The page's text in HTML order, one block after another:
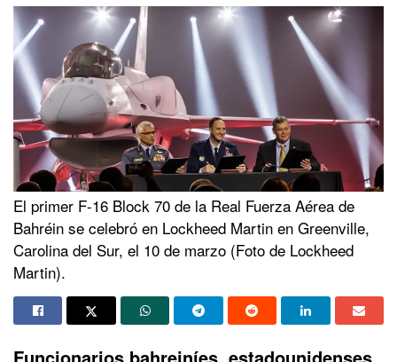
El primer F-16 Block 70 de la Real Fuerza Aérea de
Bahréin se celebró en Lockheed Martin en Greenville,
Carolina del Sur, el 10 de marzo (Foto de Lockheed
Martin).